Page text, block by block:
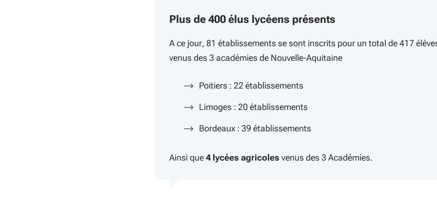
Plus de 400 élus lycéens présents
A ce jour, 81 établissements se sont inscrits pour un total de 417
venus des 3 académies de Nouvelle-Aquitaine
Poitiers : 22 établissements
Limoges : 20 établissements
Bordeaux : 39 établissements
Ainsi que4 lycées agricoles venus des 3 Académies.